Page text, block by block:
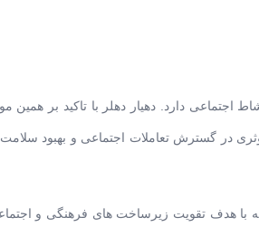
دارد. دهیار دهلر با تاکید بر همین
در گسترش تعاملات اجتماعی و بهبود سلامت
با هدف تقویت زیرساخت های فرهنگی و